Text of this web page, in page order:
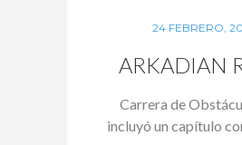
24 FEBRERO,
ARKADIAN
Carrera de
incluyó un capítulo